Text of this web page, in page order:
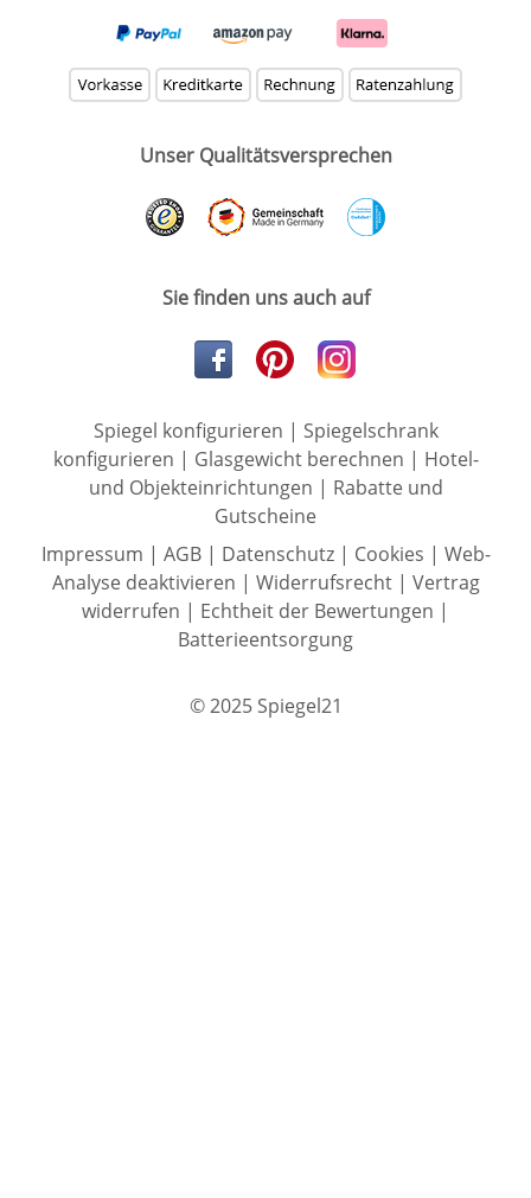
Unser Qualitätsversprechen
Sie finden uns auch auf
Spiegel konfigurieren | Spiegelschrank
konfigurieren | Glasgewicht berechnen | Hotel-
und Objekteinrichtungen | Rabatte und
Gutscheine
Impressum | AGB| Datenschutz| Cookies | Web-
Analyse deaktivieren | Widerrufsrecht| Vertrag
widerrufen | Echtheit der Bewertungen |
Batterieentsorgung
© 2025 Spiegel21